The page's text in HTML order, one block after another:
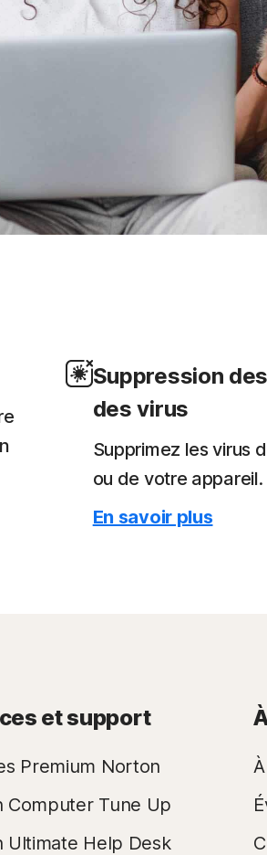
Suppression
des virus
Supprimez les virus
ou de votre appareil.
En savoir plus
et support
Premium Norton
Computer Tune Up
Ultimate Help Desk